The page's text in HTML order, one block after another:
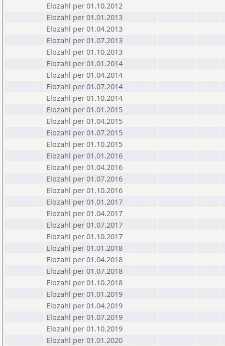
Elozahl per 01.10.2012
Elozahl per 01.01.2013
Elozahl per 01.04.2013
Elozahl per 01.07.2013
Elozahl per 01.10.2013
Elozahl per 01.01.2014
Elozahl per 01.04.2014
Elozahl per 01.07.2014
Elozahl per 01.10.2014
Elozahl per 01.01.2015
Elozahl per 01.04.2015
Elozahl per 01.07.2015
Elozahl per 01.10.2015
Elozahl per 01.01.2016
Elozahl per 01.04.2016
Elozahl per 01.07.2016
Elozahl per 01.10.2016
Elozahl per 01.01.2017
Elozahl per 01.04.2017
Elozahl per 01.07.2017
Elozahl per 01.10.2017
Elozahl per 01.01.2018
Elozahl per 01.04.2018
Elozahl per 01.07.2018
Elozahl per 01.10.2018
Elozahl per 01.01.2019
Elozahl per 01.04.2019
Elozahl per 01.07.2019
Elozahl per 01.10.2019
Elozahl per 01.01.2020